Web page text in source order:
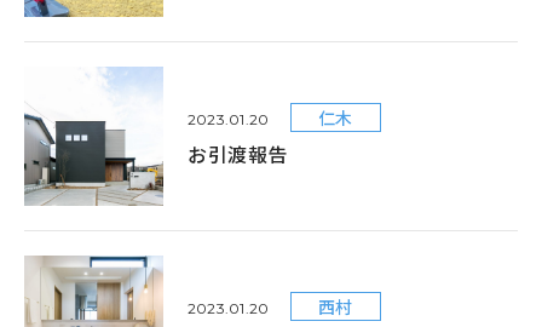
2023.01.20 仁木
お引渡報告
2023.01.20 西村